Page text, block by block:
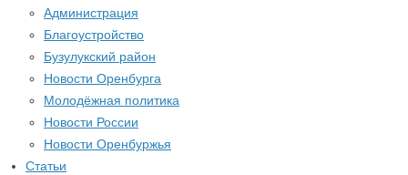
Администрация
Благоустройство
Бузулукский район
Новости Оренбурга
Молодёжная политика
Новости России
Новости Оренбуржья
Статьи